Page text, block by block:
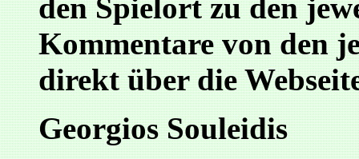
den Spielort zu den
Kommentare von den
direkt über die
Georgios Souleidis